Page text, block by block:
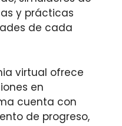
y prácticas
de cada
virtual ofrece
en
cuenta con
de progreso,